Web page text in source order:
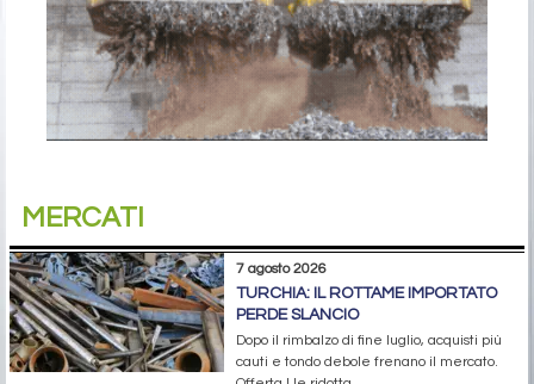
MERCATI
7 agosto 2026
TURCHIA: IL ROTTAME IMPORTATO
PERDE SLANCIO
Dopo il rimbalzo di fine luglio, acquisti più
cauti e tondo debole frenano il mercato.